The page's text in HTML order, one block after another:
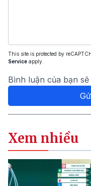
This site is protected by
Service apply.
Bình luận của bạn
Xem nhiều